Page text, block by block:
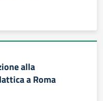
alla
a Roma